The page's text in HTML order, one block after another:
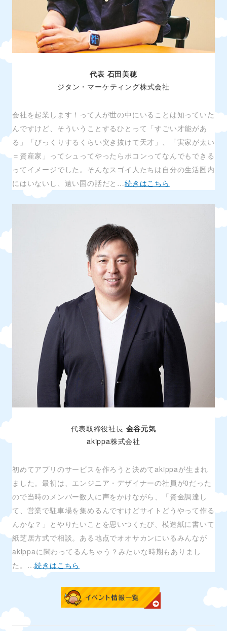
代表 石田美穂
ジタン・マーケティング株式会社
会社を起業します！って人が世の中にいることは知っていた
んですけど、そういうことするひとって「すごい才能があ
る」「びっくりするくらい突き抜けて天才」、「実家が太い
＝資産家」ってシュってやったらポコンってなんでもできる
ってイメージでした。そんなスゴイ人たちは自分の生活圏内
にはいないし、遠い国の話だと…続きはこちら
代表取締役社長 金谷元気
akippa株式会社
初めてアプリのサービスを作ろうと決めてakippaが生まれ
ました。最初は、エンジニア・デザイナーの社員が0だった
ので当時のメンバー数人に声をかけながら、「資金調達し
て、営業で駐車場を集めるんですけどサイトどうやって作る
んかな？」とやりたいことを思いつくたび、模造紙に書いて
紙芝居方式で相談。ある地点でオオサカンにいるみんなが
akippaに関わってるんちゃう？みたいな時期もありまし
た。…続きはこちら